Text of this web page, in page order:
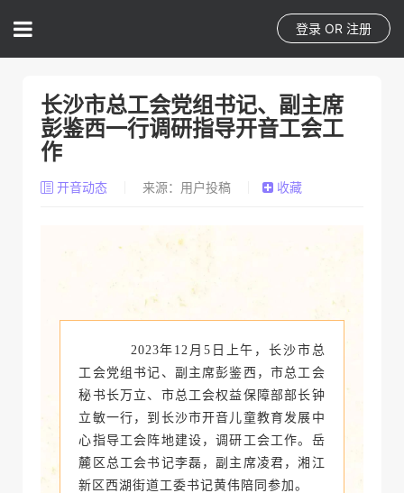
登录 OR 注册
长沙市总工会党组书记、副主席
彭鉴西一行调研指导开音工会工
作
开音动态 来源：用户投稿 收藏
2023年12月5日上午，长沙市总
工会党组书记、副主席彭鉴西，市总工会
秘书长万立、市总工会权益保障部部长钟
立敏一行，到长沙市开音儿童教育发展中
心指导工会阵地建设，调研工会工作。岳
麓区总工会书记李磊，副主席凌君，湘江
新区西湖街道工委书记黄伟陪同参加。